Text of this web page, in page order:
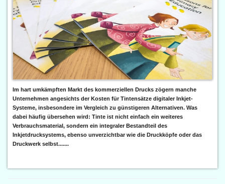
Im hart umkämpften Markt des kommerziellen Drucks zögern manche
Unternehmen angesichts der Kosten für Tintensätze digitaler Inkjet-
Systeme, insbesondere im Vergleich zu günstigeren Alternativen. Was
dabei häufig übersehen wird: Tinte ist nicht einfach ein weiteres
Verbrauchsmaterial, sondern ein integraler Bestandteil des
Inkjetdrucksystems, ebenso unverzichtbar wie die Druckköpfe oder das
Druckwerk selbst.......